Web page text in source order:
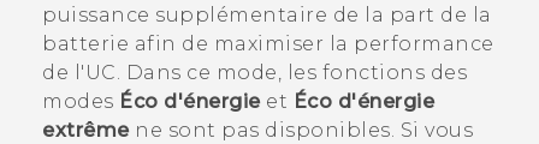
puissance supplémentaire de la part de la
batterie afin de maximiser la performance
de l'UC. Dans ce mode, les fonctions des
modes Éco d'énergieet Éco d'énergie
extrêmene sont pas disponibles. Si vous